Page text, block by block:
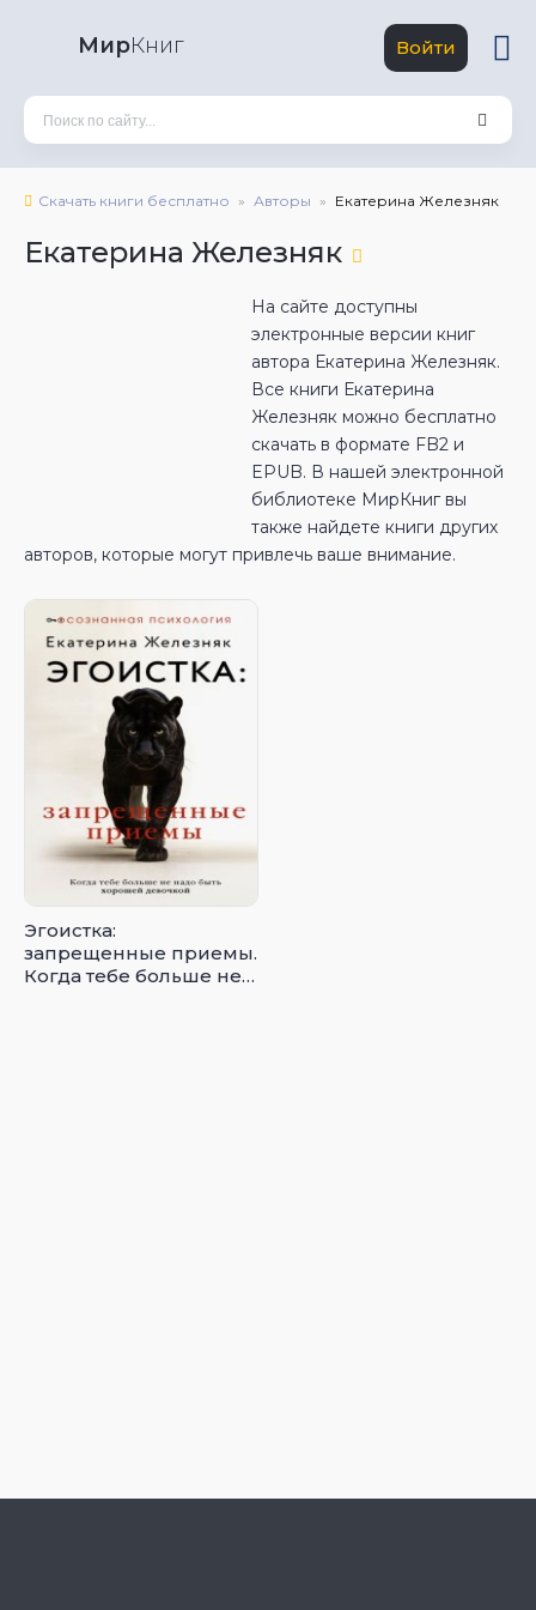
МирКниг Войти
Скачать книги бесплатно Авторы Екатерина Железняк
Екатерина Железняк
На сайте доступны
электронные версии книг
автора Екатерина Железняк.
Все книги Екатерина
Железняк можно бесплатно
скачать в формате FB2 и
EPUB. В нашей электронной
библиотеке МирКниг вы
также найдете книги других
авторов, которые могут привлечь ваше внимание.
Эгоистка:
запрещенные приемы.
Когда тебе больше не